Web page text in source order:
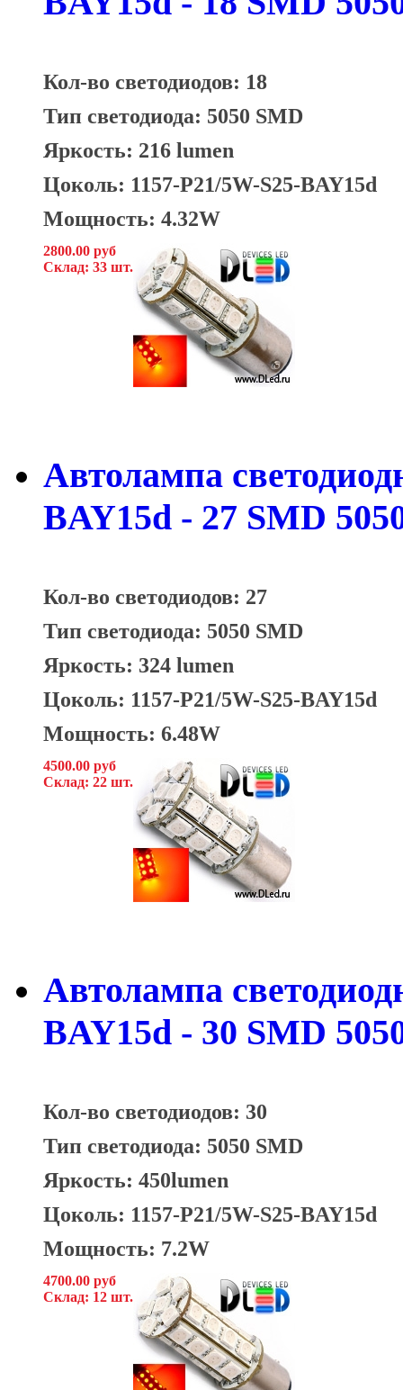
Кол-во светодиодов: 18
Тип светодиода: 5050 SMD
Яркость: 216 lumen
Цоколь: 1157-P21/5W-S25-BAY15d
Мощность: 4.32W
2800.00 руб
Склад: 33 шт.
Автолампа
BAY15d - 27 SMD
Кол-во светодиодов: 27
Тип светодиода: 5050 SMD
Яркость: 324 lumen
Цоколь: 1157-P21/5W-S25-BAY15d
Мощность: 6.48W
4500.00 руб
Склад: 22 шт.
Автолампа
BAY15d - 30 SMD
Кол-во светодиодов: 30
Тип светодиода: 5050 SMD
Яркость: 450lumen
Цоколь: 1157-P21/5W-S25-BAY15d
Мощность: 7.2W
4700.00 руб
Склад: 12 шт.